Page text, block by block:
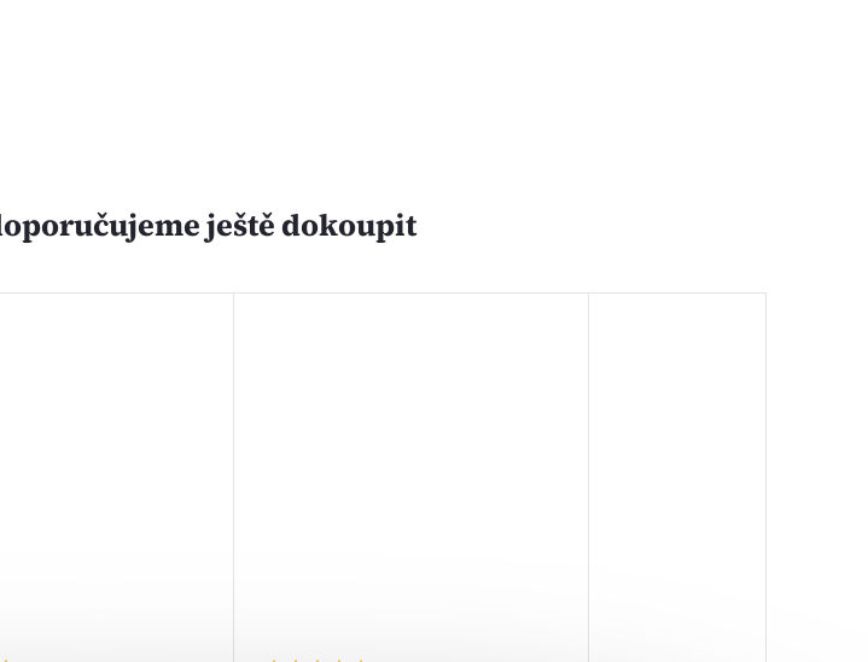
ještě dokoupit